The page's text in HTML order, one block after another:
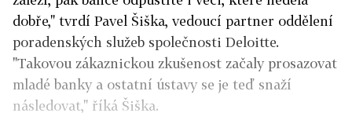
dobře," tvrdí Pavel Šiška, vedoucí partner oddělení
poradenských služeb společnosti Deloitte.
"Takovou zákaznickou zkušenost začaly prosazovat
mladé banky a ostatní ústavy se je teď snaží
následovat," říká Šiška.